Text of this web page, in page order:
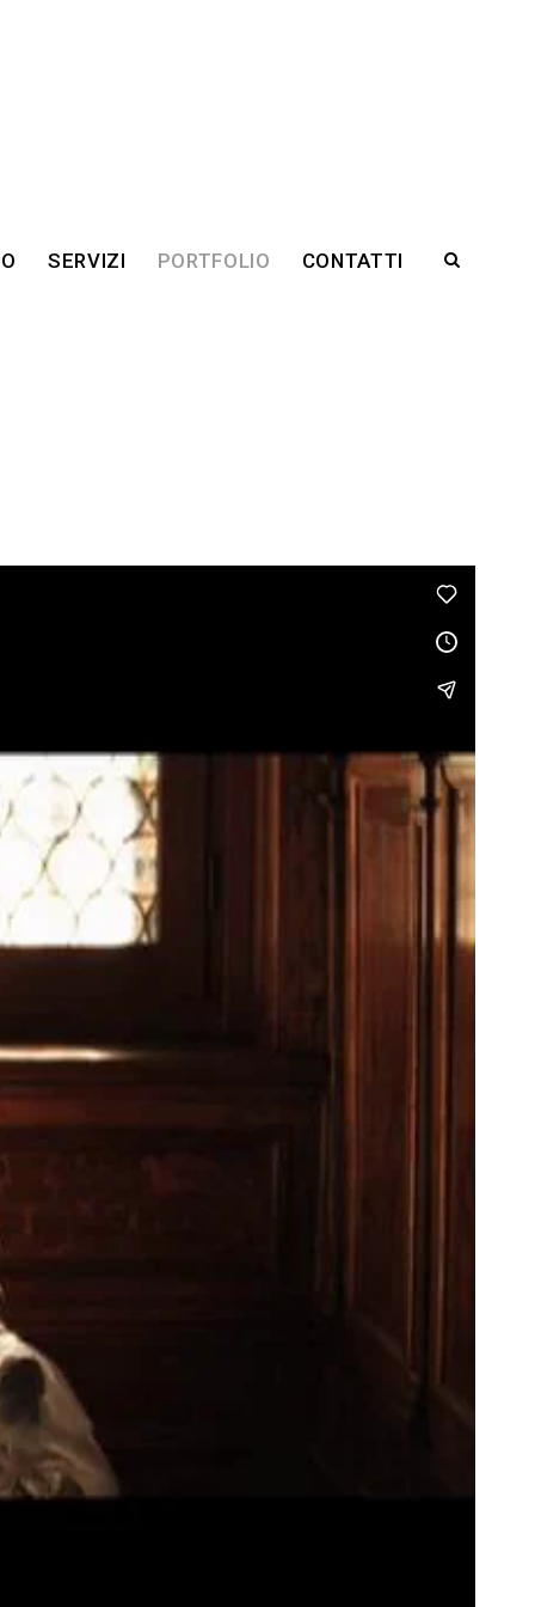
SERVIZI PORTFOLIO CONTATTI